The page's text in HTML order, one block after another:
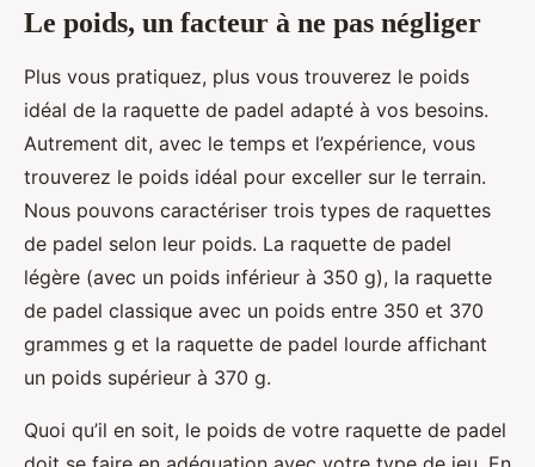
Le poids, un facteur à ne pas négliger
Plus vous pratiquez, plus vous trouverez le poids
idéal de la raquette de padel adapté à vos besoins.
Autrement dit, avec le temps et l’expérience, vous
trouverez le poids idéal pour exceller sur le terrain.
Nous pouvons caractériser trois types de raquettes
de padel selon leur poids. La raquette de padel
légère (avec un poids inférieur à 350 g), la raquette
de padel classique avec un poids entre 350 et 370
grammes g et la raquette de padel lourde affichant
un poids supérieur à 370 g.
Quoi qu’il en soit, le poids de votre raquette de padel